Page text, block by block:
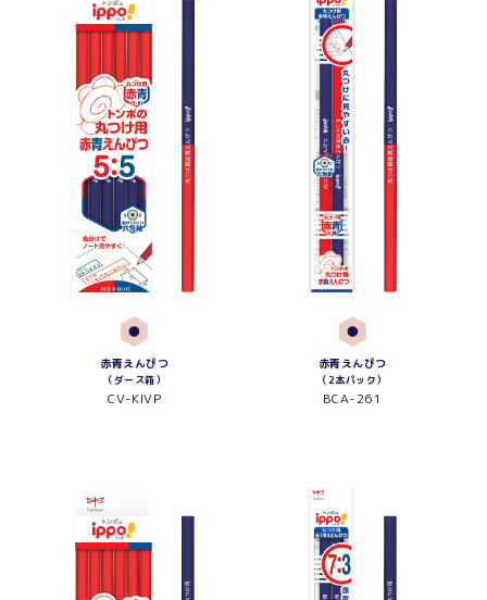
赤青えんぴつ
（ダース箱）
CV-KIVP
赤青えんぴつ
（2本パック）
BCA-261